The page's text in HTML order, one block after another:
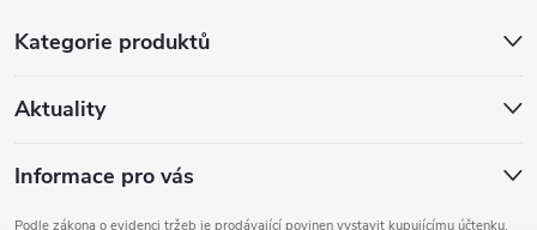
Kategorie produktů
Aktuality
Informace pro vás
Podle zákona o evidenci tržeb je prodávající povinen vystavit kupujícímu účtenku.